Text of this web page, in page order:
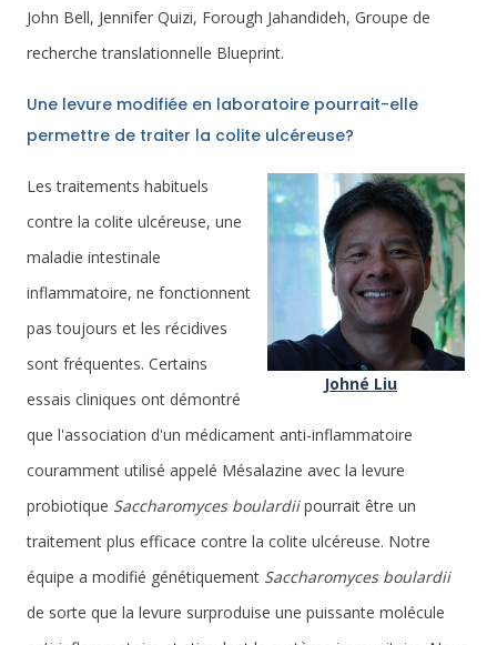
John Bell, Jennifer Quizi, Forough Jahandideh, Groupe de
recherche translationnelle Blueprint.
Une levure modifiée en laboratoire pourrait-elle
permettre de traiter la colite ulcéreuse?
Johné Liu
Les traitements habituels
contre la colite ulcéreuse, une
maladie intestinale
inflammatoire, ne fonctionnent
pas toujours et les récidives
sont fréquentes. Certains
essais cliniques ont démontré
que l'association d'un médicament anti-inflammatoire
couramment utilisé appelé Mésalazine avec la levure
probiotique Saccharomyces boulardiipourrait être un
traitement plus efficace contre la colite ulcéreuse. Notre
équipe a modifié génétiquement Saccharomyces boulardii
de sorte que la levure surproduise une puissante molécule